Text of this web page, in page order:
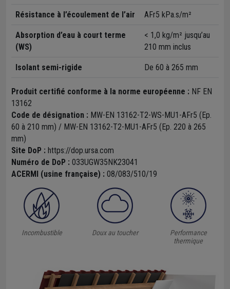
Résistance à l’écoulement de l’air AFr5 kPa.s/m²
Absorption d’eau à court terme
(WS)
< 1,0 kg/m² jusqu’au
210 mm inclus
Isolant semi-rigide De 60 à 265 mm
Produit certifié conforme à la norme européenne : NF EN
13162
Code de désignation : MW-EN 13162-T2-WS-MU1-AFr5 (Ep.
60 à 210 mm) / MW-EN 13162-T2-MU1-AFr5 (Ep. 220 à 265
mm)
Site DoP : https://dop.ursa.com
Numéro de DoP : 033UGW35NK23041
ACERMI (usine française) : 08/083/510/19
Incombustible Doux au toucher
Performance
thermique